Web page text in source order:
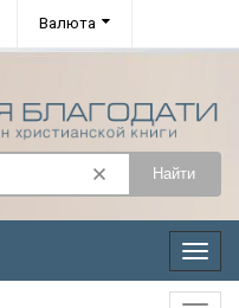
Валюта
Найти
Меню